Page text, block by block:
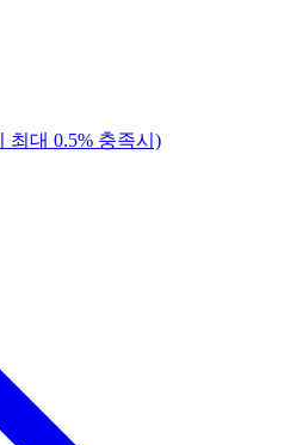
최대 0.5% 충족시)